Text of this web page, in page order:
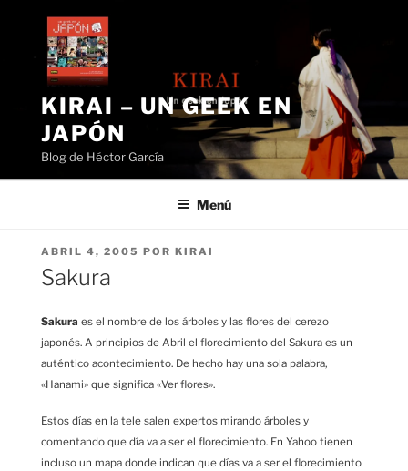
contenido
KIRAI – UN GEEK EN
JAPÓN
Blog de Héctor García
Menú
PUBLICADO
EL
ABRIL 4, 2005 POR KIRAI
Sakura
Sakura es el nombre de los árboles y las flores del cerezo
japonés. A principios de Abril el florecimiento del Sakura es un
auténtico acontecimiento. De hecho hay una sola palabra,
«Hanami» que significa «Ver flores».
Estos días en la tele salen expertos mirando árboles y
comentando que día va a ser el florecimiento. En Yahoo tienen
incluso un mapa donde indican que días va a ser el florecimiento